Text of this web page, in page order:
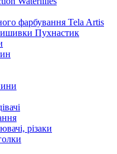
фарбування Tela Artis
Пухнастик
різаки